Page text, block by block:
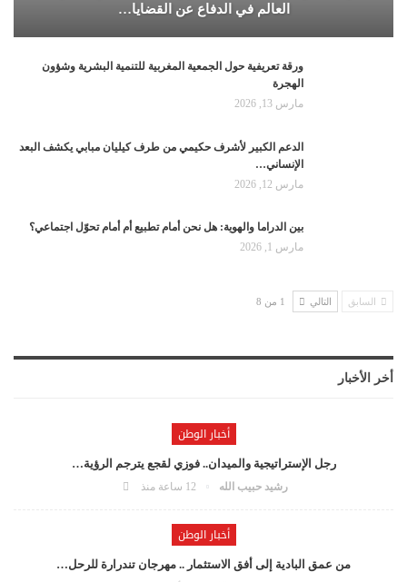
العالم في الدفاع عن القضايا…
ورقة تعريفية حول الجمعية المغربية للتنمية البشرية وشؤون
الهجرة
مارس 13, 2026
الدعم الكبير لأشرف حكيمي من طرف كيليان مبابي يكشف البعد
الإنساني…
مارس 12, 2026
بين الدراما والهوية: هل نحن أمام تطبيع أم أمام تحوّل اجتماعي؟
مارس 1, 2026
السابق التالي 1 من 8
أخر الأخبار
أخبار الوطن
رجل الإستراتيجية والميدان.. فوزي لقجع يترجم الرؤية…
رشيد حبيب الله 12 ساعة منذ
أخبار الوطن
من عمق البادية إلى أفق الاستثمار .. مهرجان تندرارة للرحل…